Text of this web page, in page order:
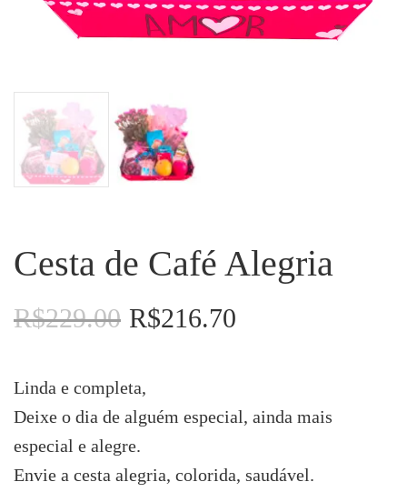
Cesta de Café Alegria
R$229.00 O
era:
R$229.00.
R$216.70
R$216.70.
Linda e completa,
Deixe o dia de alguém especial, ainda mais
especial e alegre.
Envie a cesta alegria, colorida, saudável.